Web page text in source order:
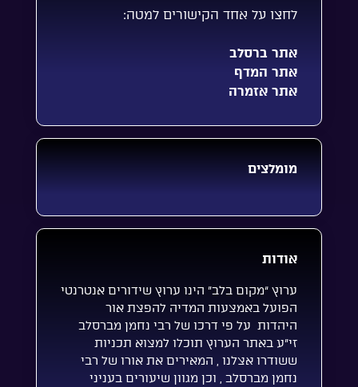
לחצו על אחד הקישורים למטה:
אתר ברסלב
אתר המדף
אתר אזמרה
מומלצים
אודות
ערוץ “מקום בלב” הינו ערוץ שידורים אנטרנטי
הפועל באמצעות המדיה להפצת אור
היהדות על פי דרכו של רבי נחמן מברסלב
זי”ע באתר הערוץ תוכלו למצוא תכניות
ששודרו אצלנו , המאירים את אורו של רבי
נחמן מברסלב , וכן מגוון שיעורים בעניני